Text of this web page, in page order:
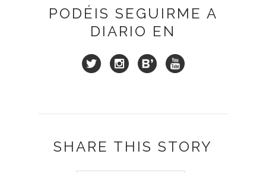
PODÉIS SEGUIRME A
DIARIO EN
SHARE THIS STORY